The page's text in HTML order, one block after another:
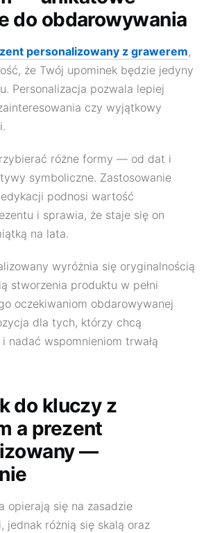
do obdarowywania
personalizowany z grawerem,
że Twój upominek będzie jedyny
Personalizacja pozwala lepiej
czy wyjątkowy
różne formy — od dat i
symboliczne. Zastosowanie
podnosi wartość
i sprawia, że staje się on
na lata.
wyróżnia się oryginalnością
stworzenia produktu w pełni
oczekiwaniom obdarowywanej
dla tych, którzy chcą
nadać wspomnieniom trwałą
do kluczy z
a prezent
—
opierają się na zasadzie
jednak różnią się skalą oraz